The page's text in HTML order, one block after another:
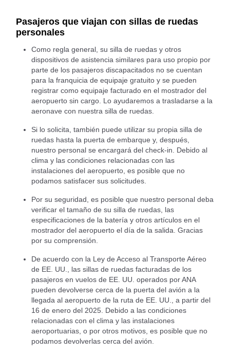
Pasajeros que viajan con sillas de ruedas
personales
Como regla general, su silla de ruedas y otros
dispositivos de asistencia similares para uso propio por
parte de los pasajeros discapacitados no se cuentan
para la franquicia de equipaje gratuito y se pueden
registrar como equipaje facturado en el mostrador del
aeropuerto sin cargo. Lo ayudaremos a trasladarse a la
aeronave con nuestra silla de ruedas.
Si lo solicita, también puede utilizar su propia silla de
ruedas hasta la puerta de embarque y, después,
nuestro personal se encargará del check-in. Debido al
clima y las condiciones relacionadas con las
instalaciones del aeropuerto, es posible que no
podamos satisfacer sus solicitudes.
Por su seguridad, es posible que nuestro personal deba
verificar el tamaño de su silla de ruedas, las
especificaciones de la batería y otros artículos en el
mostrador del aeropuerto el día de la salida. Gracias
por su comprensión.
De acuerdo con la Ley de Acceso al Transporte Aéreo
de EE. UU., las sillas de ruedas facturadas de los
pasajeros en vuelos de EE. UU. operados por ANA
pueden devolverse cerca de la puerta del avión a la
llegada al aeropuerto de la ruta de EE. UU., a partir del
16 de enero del 2025. Debido a las condiciones
relacionadas con el clima y las instalaciones
aeroportuarias, o por otros motivos, es posible que no
podamos devolverlas cerca del avión.